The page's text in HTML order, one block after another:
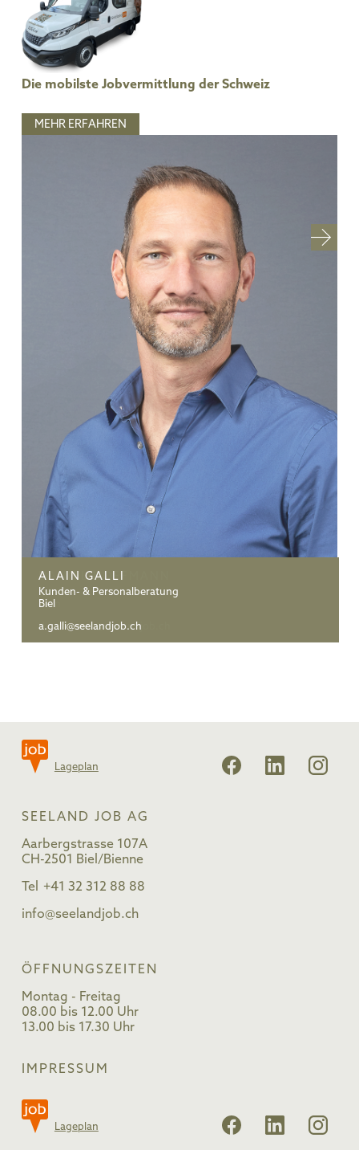
Die mobilste Jobvermittlung der Schweiz
MEHR ERFAHREN
DANIEL HOFFMANN
Kunden- & Personalberatung
Bern
d.hoffmann@seelandjob.ch
ALAIN GALLI
Kunden- & Personalberatung
Biel
a.galli@seelandjob.ch
Lageplan
SEELAND JOB AG
Aarbergstrasse 107A
CH-2501 Biel/Bienne
Tel +41 32 312 88 88
info@seelandjob.ch
ÖFFNUNGSZEITEN
Montag - Freitag
08.00 bis 12.00 Uhr
13.00 bis 17.30 Uhr
IMPRESSUM
Lageplan